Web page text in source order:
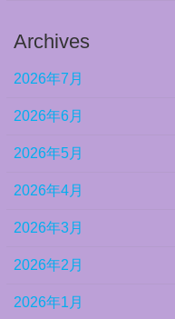
Archives
2026年7月
2026年6月
2026年5月
2026年4月
2026年3月
2026年2月
2026年1月